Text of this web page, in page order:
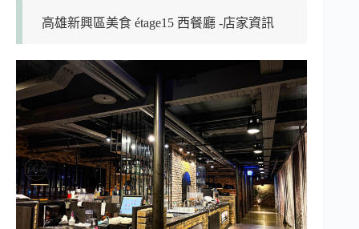
高雄新興區美食 étage15 西餐廳 -店家資訊